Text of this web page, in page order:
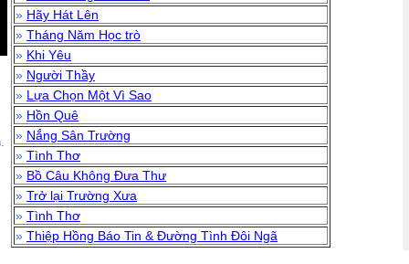
» Hãy Hát Lên
» Tháng Năm Học trò
» Khi Yêu
» Người Thầy
» Lựa Chọn Một Vì Sao
» Hồn Quê
» Nắng Sân Trường
» Tình Thơ
» Bồ Câu Không Đưa Thư
» Trở lại Trường Xưa
» Tình Thơ
» Thiệp Hồng Báo Tin & Đường Tình Đôi Ngã